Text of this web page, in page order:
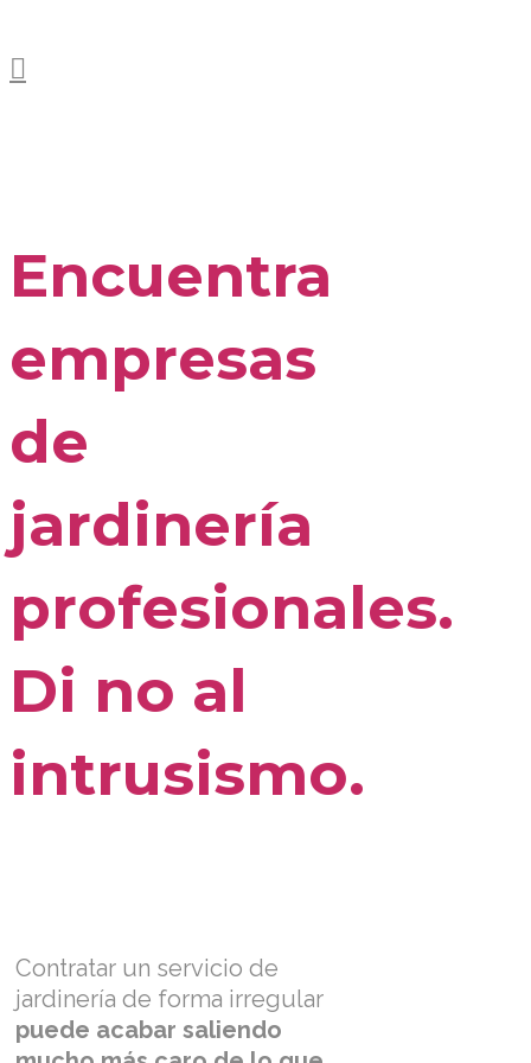
Encuentra
empresas
de
jardinería
profesionales.
Di no al
intrusismo.
Contratar un servicio de
jardinería de forma irregular
puede acabar saliendo